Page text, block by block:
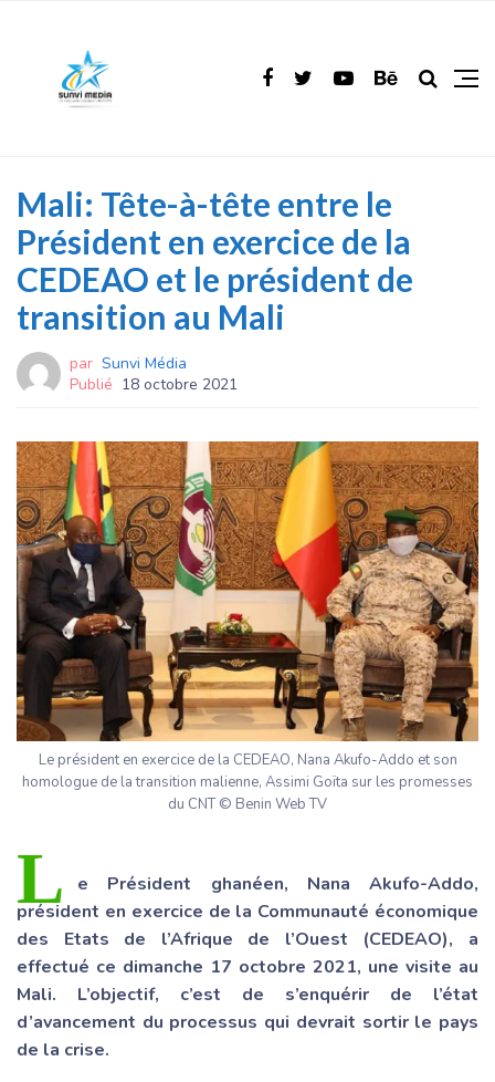
Mali: Tête-à-tête entre le
Président en exercice de la
CEDEAO et le président de
transition au Mali
par Sunvi Média
Publié 18 octobre 2021
Le président en exercice de la CEDEAO, Nana Akufo-Addo et son
homologue de la transition malienne, Assimi Goïta sur les promesses
du CNT © Benin Web TV
L
e Président ghanéen, Nana Akufo-Addo,
président en exercice de la Communauté économique
des Etats de l’Afrique de l’Ouest (CEDEAO), a
effectué ce dimanche 17 octobre 2021, une visite au
Mali. L’objectif, c’est de s’enquérir de l’état
d’avancement du processus qui devrait sortir le pays
de la crise.